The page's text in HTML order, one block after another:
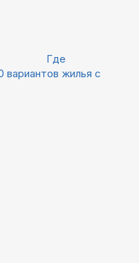
Где
вариантов жилья с